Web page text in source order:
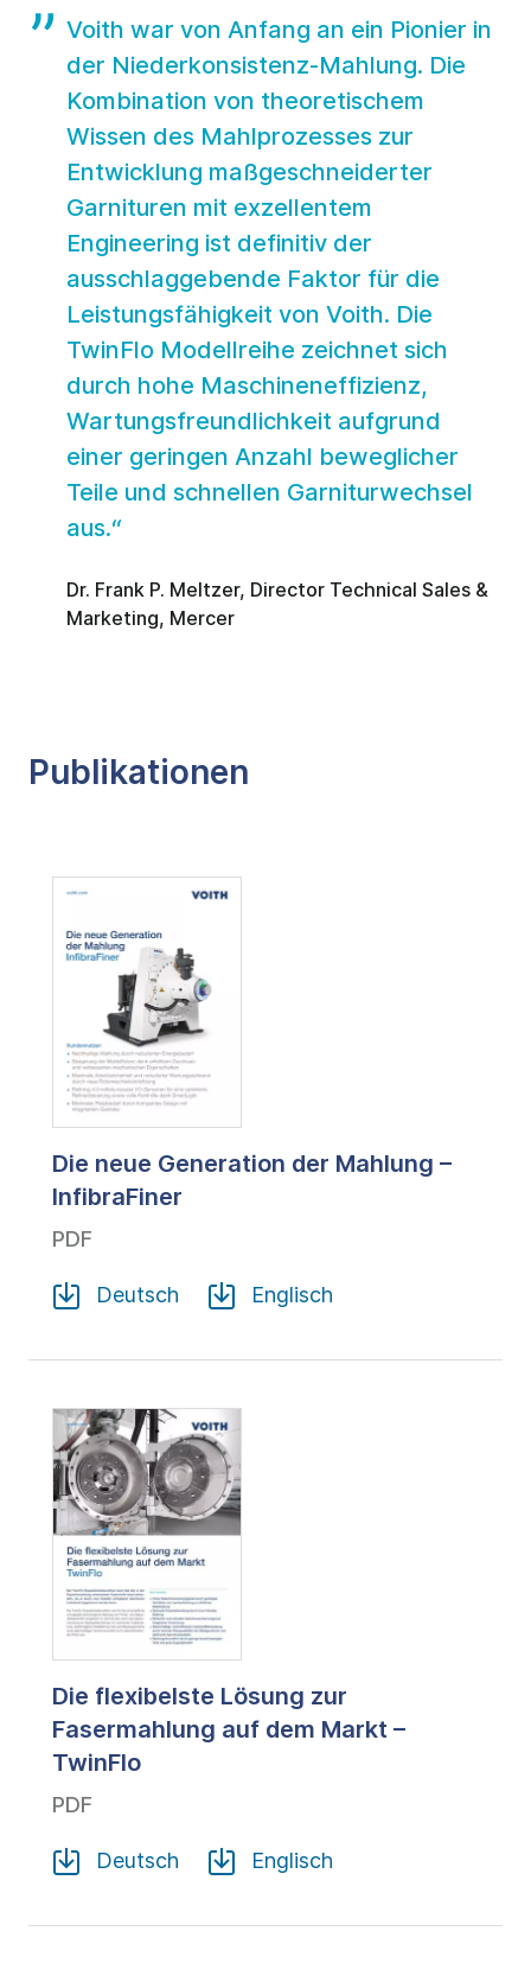
der Niederkonsistenz-Mahlung. Die
Kombination von theoretischem
Wissen des Mahlprozesses zur
Entwicklung maßgeschneiderter
Garnituren mit exzellentem
Engineering ist definitiv der
ausschlaggebende Faktor für die
Leistungsfähigkeit von Voith. Die
TwinFlo Modellreihe zeichnet sich
durch hohe Maschineneffizienz,
Wartungsfreundlichkeit aufgrund
einer geringen Anzahl beweglicher
Teile und schnellen Garniturwechsel
aus.
Marketing, Mercer
Publikationen
InfibraFiner
Fasermahlung auf dem Markt –
TwinFlo